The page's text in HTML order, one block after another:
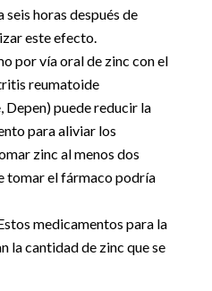
seis horas después de
este efecto.
por vía oral de zinc con el
reumatoide
puede reducir la
para aliviar los
zinc al menos dos
tomar el fármaco podría
medicamentos para la
la cantidad de zinc que se